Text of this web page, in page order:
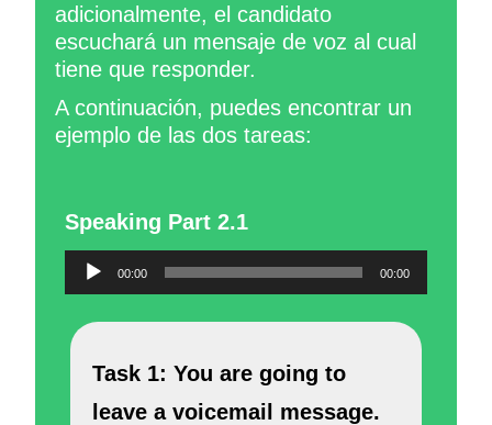
adicionalmente, el candidato
escuchará un mensaje de voz al cual
tiene que responder.
A continuación, puedes encontrar un
ejemplo de las dos tareas:
Speaking Part 2.1
Reproductor
de
audio
00:00 00:00
Task 1: You are going to
leave a voicemail message.